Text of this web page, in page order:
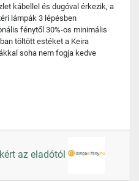
kábellel és dugóval érkezik, a
lámpák 3 lépésben
fénytől 30%-os minimális
töltött estéket a Keira
soha nem fogja kedve
az eladótól